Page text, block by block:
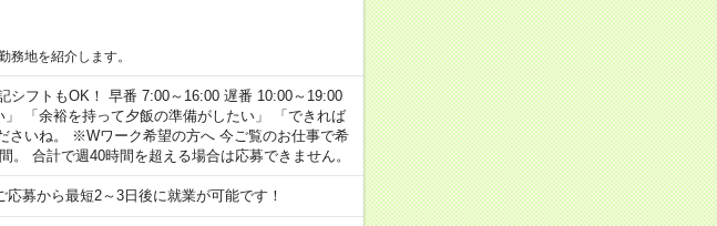
地を紹介します。
シフトもOK！ 早番 7:00～16:00 遅番 10:00～19:00
「余裕を持って夕飯の準備がしたい」 「できれば
さいね。 ※Wワーク希望の方へ 今ご覧のお仕事で希
合計で週40時間を超える場合は応募できません。
募から最短2～3日後に就業が可能です！